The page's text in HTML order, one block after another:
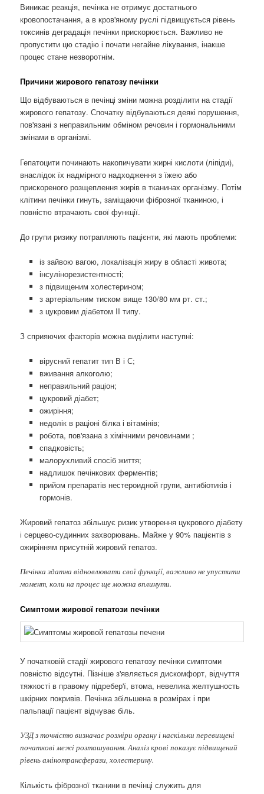
Виникає реакція, печінка не отримує достатнього
кровопостачання, а в кров'яному руслі підвищується рівень
токсинів деградація печінки прискорюється. Важливо не
пропустити цю стадію і почати негайне лікування, інакше
процес стане незворотнім.
Причини жирового гепатозу печінки
Що відбуваються в печінці зміни можна розділити на стадії
жирового гепатозу. Спочатку відбуваються деякі порушення,
пов'язані з неправильним обміном речовин і гормональними
змінами в організмі.
Гепатоцити починають накопичувати жирні кислоти (ліпіди),
внаслідок їх надмірного надходження з їжею або
прискореного розщеплення жирів в тканинах організму. Потім
клітини печінки гинуть, заміщаючи фіброзної тканиною, і
повністю втрачають свої функції.
До групи ризику потрапляють пацієнти, які мають проблеми:
із зайвою вагою, локалізація жиру в області живота;
інсулінорезистентності;
з підвищеним холестерином;
з артеріальним тиском вище 130/80 мм рт. ст.;
з цукровим діабетом II типу.
З сприяючих факторів можна виділити наступні:
вірусний гепатит тип В і С;
вживання алкоголю;
неправильний раціон;
цукровий діабет;
ожиріння;
недолік в раціоні білка і вітамінів;
робота, пов'язана з хімічними речовинами ;
спадковість;
малорухливий спосіб життя;
надлишок печінкових ферментів;
прийом препаратів нестероидной групи, антибіотиків і
гормонів.
Жировий гепатоз збільшує ризик утворення цукрового діабету
і серцево-судинних захворювань. Майже у 90% пацієнтів з
ожирінням присутній жировий гепатоз.
Печінка здатна відновлювати свої функції, важливо не упустити
момент, коли на процес ще можна вплинути.
Симптоми жирової гепатози печінки
У початковій стадії жирового гепатозу печінки симптоми
повністю відсутні. Пізніше з'являється дискомфорт, відчуття
тяжкості в правому підребер'ї, втома, невелика желтушность
шкірних покривів. Печінка збільшена в розмірах і при
пальпації пацієнт відчуває біль.
УЗД з точністю визначає розміри органу і наскільки перевищені
початкові межі розташування. Аналіз крові показує підвищений
рівень амінотрансферази, холестерину.
Кількість фіброзної тканини в печінці служить для